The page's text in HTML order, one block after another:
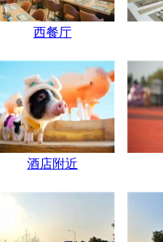
西餐厅
酒店附近